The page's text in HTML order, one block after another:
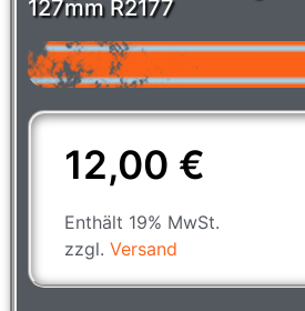
127mm R2177
12,00 €
Enthält 19% MwSt.
zzgl. Versand